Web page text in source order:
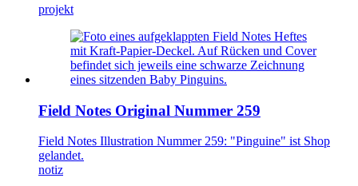
projekt
Field Notes Original Nummer 259
Field Notes Illustration Nummer 259: "Pinguine" ist Shop
gelandet.
notiz